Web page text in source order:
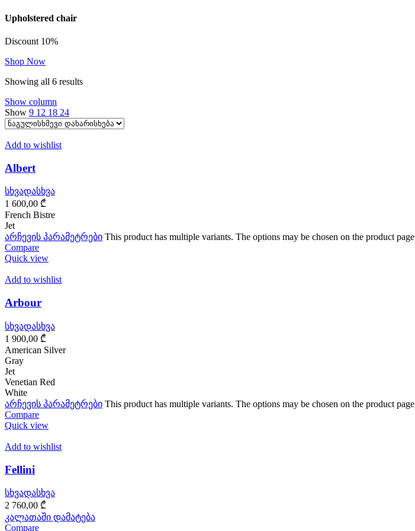
Upholstered chair
Discount 10%
Shop Now
Showing all 6 results
Show column
Show 9 12 18 24
Add to wishlist
Albert
სხვადასხვა
1 600,00 ₾
French Bistre
Jet
არჩევის პარამეტრები This product has multiple variants. The options may be chosen on the product page
Compare
Quick view
Add to wishlist
Arbour
სხვადასხვა
1 900,00 ₾
American Silver
Gray
Jet
Venetian Red
White
არჩევის პარამეტრები This product has multiple variants. The options may be chosen on the product page
Compare
Quick view
Add to wishlist
Fellini
სხვადასხვა
2 760,00 ₾
კალათაში დამატება
Compare